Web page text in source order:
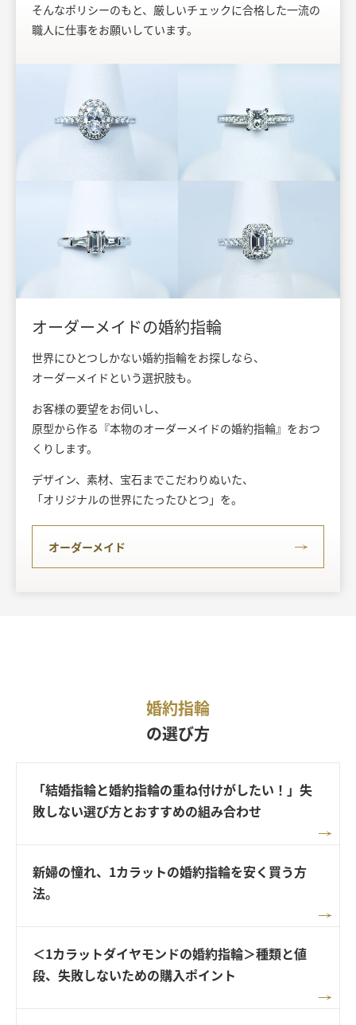
そんなポリシーのもと、厳しいチェックに合格した一流の
職人に仕事をお願いしています。
オーダーメイドの婚約指輪
世界にひとつしかない婚約指輪をお探しなら、
オーダーメイドという選択肢も。
お客様の要望をお伺いし、
原型から作る『本物のオーダーメイドの婚約指輪』をおつ
くりします。
デザイン、素材、宝石までこだわりぬいた、
「オリジナルの世界にたったひとつ」を。
オーダーメイド
婚約指輪
の選び方
「結婚指輪と婚約指輪の重ね付けがしたい！」失
敗しない選び方とおすすめの組み合わせ
新婦の憧れ、1カラットの婚約指輪を安く買う方
法。
＜1カラットダイヤモンドの婚約指輪＞種類と値
段、失敗しないための購入ポイント